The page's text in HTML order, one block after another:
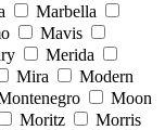
Marbella
Mavis
Merida
Mira
Modern
Moon
Moritz
Morris